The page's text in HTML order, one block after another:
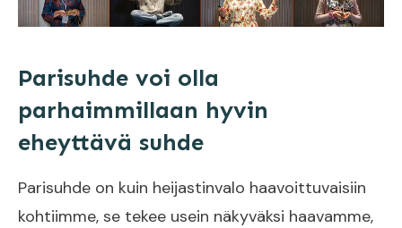
Parisuhde voi olla
parhaimmillaan hyvin
eheyttävä suhde
Parisuhde on kuin heijastinvalo haavoittuvaisiin
kohtiimme, se tekee usein näkyväksi haavamme,